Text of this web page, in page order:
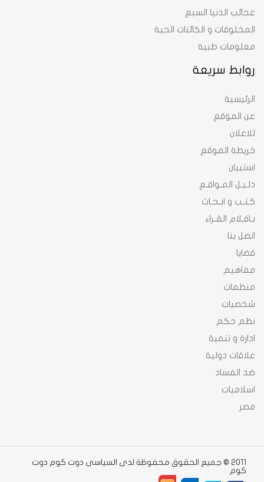
روابط سريعة
الرئيسية
عن الموقع
للاعلان
خريطة الموقع
استبيان
دلـيـل المـواقـع
كـتـب و ابـحـاث
بـاقـلام القـراء
اتصل بنا
قضايا
مفاهيم
منظمات
شخصيات
نظم حكم
ادارة و تنمية
علاقات دولية
ضد الفساد
اسلاميات
مصر
عجائب الدنيا السبع
المخلوقات و الكائنات الحية
معلومات طبية
2011 © جميع الحقوق محفوظة لدى السياسى دوت كوم دوت
كوم